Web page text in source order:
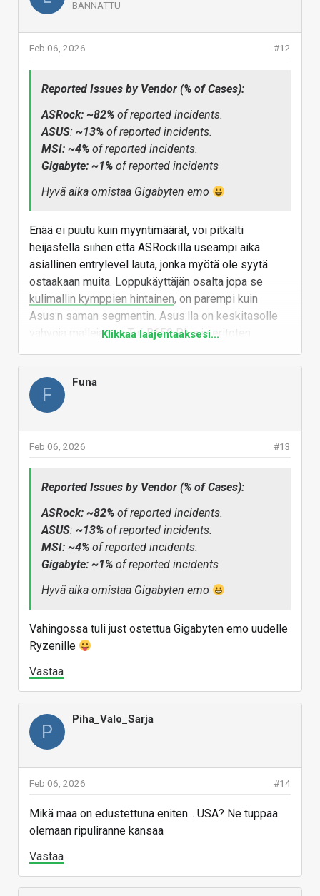
Asrockin emolevyllä hajonnut 9800X3D näy tuolla
tilastoissa koska en ole formia täyttänyt tai
ilmoittanut asiasta Redditiin, eikä näy monen
muunkaan. Voi vain arvailla todellisia määriä. Ei
tietenkään ole mistään 50% vikaprosentista kyse,
mutta edelleen näitä melkein päivittäin tippuu
Redditiin ja kuten todettua, Redditiin ei varmasti
raportoida kuin pieni osa kokonaisuudesta.
Luotettava lähde ongelman yleisyydelle olisi AMD ja
AMD tuskin siitä meille kertoo tilastoja (eikä AMD
myöskään saa tietää lähellekään kaikista
tapauksista koska kaikkia ei laiteta takuuseen).
Emolevyvalmistajilta voisi myös jotain tilastoa
saada mutta siinäkin hajonta on valtava eri
valmistajien suhteen, selkeästi Asrock kuitenkin
vikaherkin vaikka asiaa yrittäisi miten tulkita
suhteessa eri valmistajien markkinaosuuteen.
Vastaa
BANNATTU
#12
Feb 06, 2026
Reported Issues by Vendor (% of Cases):
ASRock: ~82% of reported incidents.
ASUS: ~13% of reported incidents.
MSI: ~4% of reported incidents.
Gigabyte: ~1% of reported incidents
Hyvä aika omistaa Gigabyten emo
Enää ei puutu kuin myyntimäärät, voi pitkälti
heijastella siihen että ASRockilla useampi aika
asiallinen entrylevel lauta, jonka myötä ole syytä
ostaakaan muita. Loppukäyttäjän osalta jopa se
kulimallin kymppien hintainen, on parempi kuin
Asus:n saman segmentin. Asus:lla on keskitasolle
vahvoja malleja nuo Tuf B650 Plus ja eritoten
teknisesti hintaluokassaan - kun sitä jatkuvasti ollut
kamppiksissa n. 180euroon.
Tätä sivutakseni, ASRock myös aiemmin uutisoi että
B650M-HDV/M.2 mallinsa myy niin lujaa, että
toimituskatkoset johtuvat kapasiteettiongelmista.
:kahvi:
Vastaa
Klikkaa laajentaaksesi...
F
Funa
#13
Feb 06, 2026
Reported Issues by Vendor (% of Cases):
ASRock: ~82% of reported incidents.
ASUS: ~13% of reported incidents.
MSI: ~4% of reported incidents.
Gigabyte: ~1% of reported incidents
Hyvä aika omistaa Gigabyten emo
Vahingossa tuli just ostettua Gigabyten emo uudelle
Ryzenille
Vastaa
P
Piha_Valo_Sarja
#14
Feb 06, 2026
Mikä maa on edustettuna eniten... USA? Ne tuppaa
olemaan ripuliranne kansaa
Vastaa